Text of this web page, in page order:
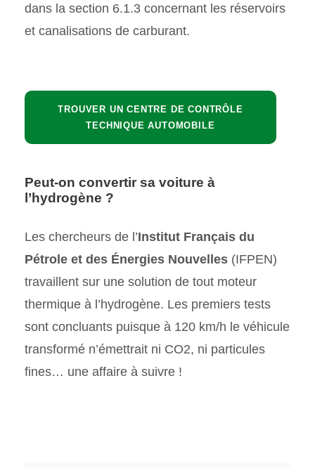
dans la section 6.1.3 concernant les réservoirs
et canalisations de carburant.
TROUVER UN CENTRE DE CONTRÔLE
TECHNIQUE AUTOMOBILE
Peut-on convertir sa voiture à
l’hydrogène ?
Les chercheurs de l’Institut Français du
Pétrole et des Énergies Nouvelles (IFPEN)
travaillent sur une solution de tout moteur
thermique à l’hydrogène. Les premiers tests
sont concluants puisque à 120 km/h le véhicule
transformé n’émettrait ni CO2, ni particules
fines… une affaire à suivre !